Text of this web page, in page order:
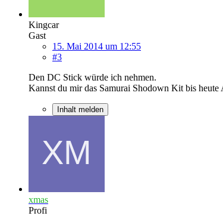
Kingcar
Gast
15. Mai 2014 um 12:55
#3
Den DC Stick würde ich nehmen.
Kannst du mir das Samurai Shodown Kit bis heute
Inhalt melden
xmas
Profi